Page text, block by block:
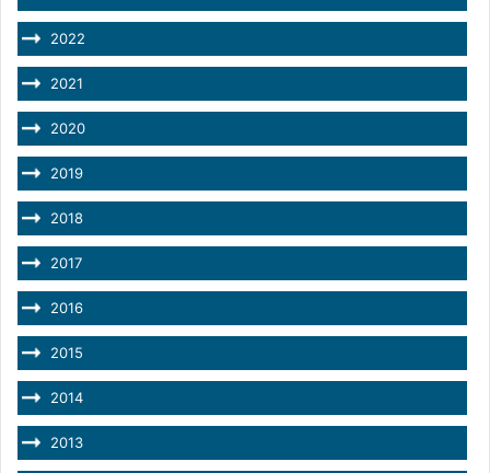
2022
2021
2020
2019
2018
2017
2016
2015
2014
2013